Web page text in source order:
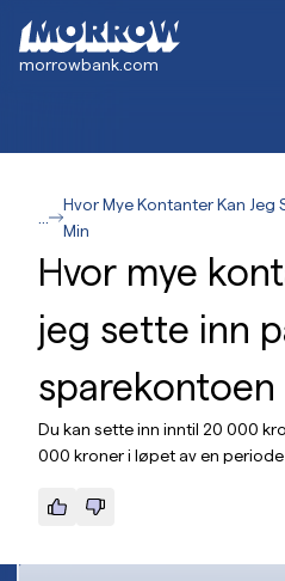
hovedinnhold
morrowbank.com
Hvor Mye Kontanter Kan Jeg
Min
Hvor mye
jeg sette inn
sparekontoen
Du kan sette inn inntil 20 000
000 kroner i løpet av en